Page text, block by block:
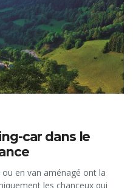
car dans le
en van aménagé ont la
les chanceux qui